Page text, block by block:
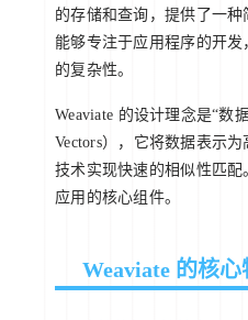
的存储和查询，提供了一
能够专注于应用程序的开
的复杂性。
Weaviate 的设计理念是“数
Vectors），它将数据表示
技术实现快速的相似性匹
应用的核心组件。
Weaviate 的核心